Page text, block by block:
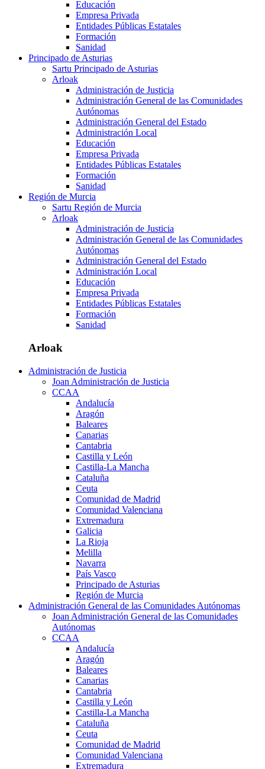
Educación
Empresa Privada
Entidades Públicas Estatales
Formación
Sanidad
Principado de Asturias
Sartu Principado de Asturias
Arloak
Administración de Justicia
Administración General de las Comunidades
Autónomas
Administración General del Estado
Administración Local
Educación
Empresa Privada
Entidades Públicas Estatales
Formación
Sanidad
Región de Murcia
Sartu Región de Murcia
Arloak
Administración de Justicia
Administración General de las Comunidades
Autónomas
Administración General del Estado
Administración Local
Educación
Empresa Privada
Entidades Públicas Estatales
Formación
Sanidad
Arloak
Administración de Justicia
Joan Administración de Justicia
CCAA
Andalucía
Aragón
Baleares
Canarias
Cantabria
Castilla y León
Castilla-La Mancha
Cataluña
Ceuta
Comunidad de Madrid
Comunidad Valenciana
Extremadura
Galicia
La Rioja
Melilla
Navarra
País Vasco
Principado de Asturias
Región de Murcia
Administración General de las Comunidades Autónomas
Joan Administración General de las Comunidades
Autónomas
CCAA
Andalucía
Aragón
Baleares
Canarias
Cantabria
Castilla y León
Castilla-La Mancha
Cataluña
Ceuta
Comunidad de Madrid
Comunidad Valenciana
Extremadura